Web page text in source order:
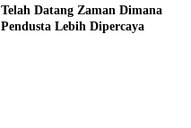
Telah Datang Zaman Dimana
Pendusta Lebih Dipercaya